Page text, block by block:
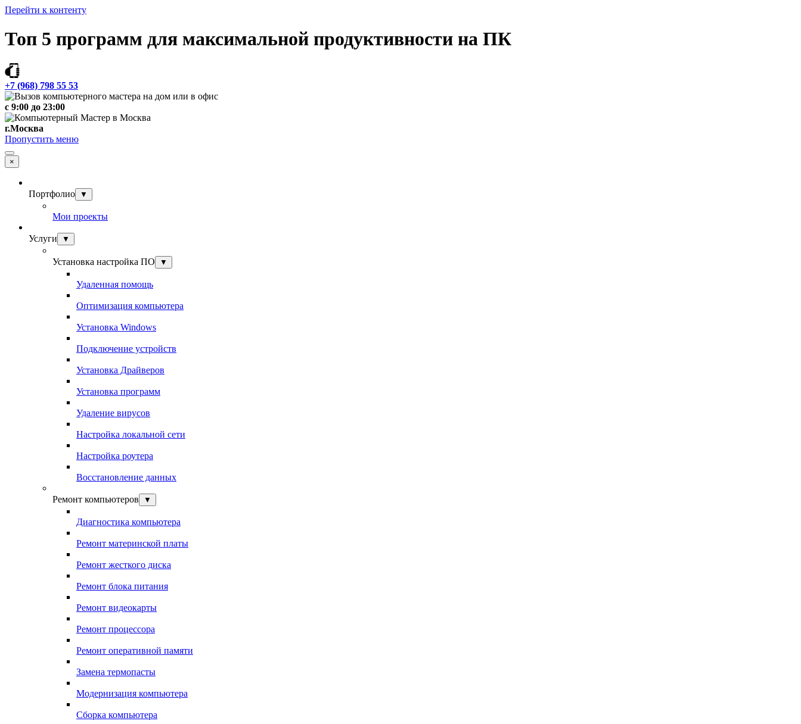
Перейти к контенту
Топ 5 программ для максимальной продуктивности на ПК
+7 (968) 798 55 53
c 9:00 до 23:00
г.Москва
Пропустить меню
×
Портфолио ▼
Мои проекты
Услуги ▼
Установка настройка ПО ▼
Удаленная помощь
Оптимизация компьютера
Установка Windows
Подключение устройств
Установка Драйверов
Установка программ
Удаление вирусов
Настройка локальной сети
Настройка роутера
Восстановление данных
Ремонт компьютеров ▼
Диагностика компьютера
Ремонт материнской платы
Ремонт жесткого диска
Ремонт блока питания
Ремонт видеокарты
Ремонт процессора
Ремонт оперативной памяти
Замена термопасты
Модернизация компьютера
Сборка компьютера